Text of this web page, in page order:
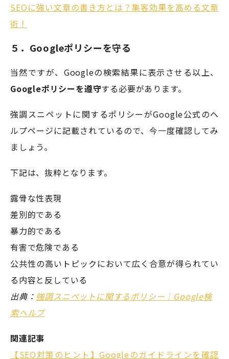
SEOに強い文章の書き方とは？集客効果を高める文章
術！
５．Googleポリシーを守る
当然ですが、Googleの検索結果に表示させる以上、
Googleポリシーを遵守する必要があります。
強調スニペットに関するポリシーがGoogle公式のヘ
ルプページに記載されているので、今一度確認してみ
ましょう。
下記は、抜粋となります。
露骨な性表現
差別的である
暴力的である
有害で危険である
公共性の高いトピックにおいて広く合意が得られてい
る内容と反している
出典： 強調スニペットに関するポリシー｜Google検
索ヘルプ
関連記事
【SEO対策のヒント】Googleのガイドラインを確認